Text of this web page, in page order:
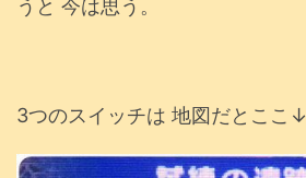
うと 今は思う。
3つのスイッチは 地図だとここ↓